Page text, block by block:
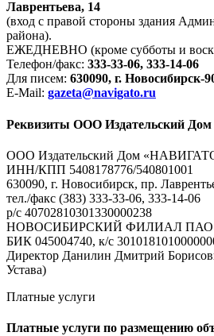
Лаврентьева, 14
(вход с правой стороны здания
района).
ЕЖЕДНЕВНО (кроме субботы и
Телефон/факс: 333-33-06, 333-14-06
Для писем: 630090, г. Новосибирск-
E-Mail: gazeta@navigato.ru
Реквизиты ООО Издательский Дом
ООО Издательский Дом
ИНН/КПП 5408178776/540801001
630090, г. Новосибирск, пр.
тел./факс (383) 333-33-06, 333-14-06
р/с 40702810301330000238
НОВОСИБИРСКИЙ ФИЛИАЛ ПАО
БИК 045004740, к/с
Директор Данилин Дмитрий
Устава)
Платные услуги
Платные услуги по размещению